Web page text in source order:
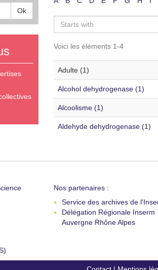
Ok
Voici les éléments 1-4
Adulte (1)
Alcohol dehydrogenase (1)
Alcoolisme (1)
Aldehyde dehydrogenase (1)
Nos partenaires :
Service des archives de
Délégation Régionale Inserm
Auvergne Rhône Alpes